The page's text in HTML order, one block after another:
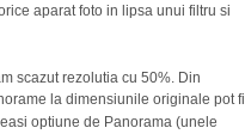
aparat foto in lipsa unui filtru si
scazut rezolutia cu 50%. Din
la dimensiunile originale pot fi
optiune de Panorama (unele